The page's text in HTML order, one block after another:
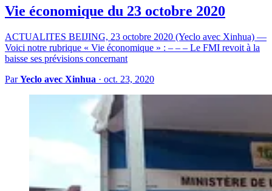
Vie économique du 23 octobre 2020
ACTUALITES BEIJING, 23 octobre 2020 (Yeclo avec Xinhua) —
Voici notre rubrique « Vie économique » : – – – Le FMI revoit à la
baisse ses prévisions concernant
ParYeclo avec Xinhua · oct. 23, 2020